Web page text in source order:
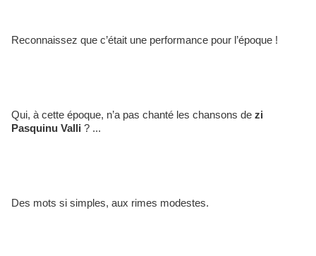
Reconnaissez que c’était une performance pour l’époque !
Qui, à cette époque, n’a pas chanté les chansons de zi
Pasquinu Valli ? ...
Des mots si simples, aux rimes modestes.